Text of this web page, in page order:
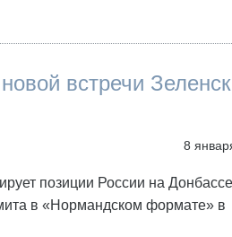
встречи
8
позиции России на
в «Нормандском формате» в